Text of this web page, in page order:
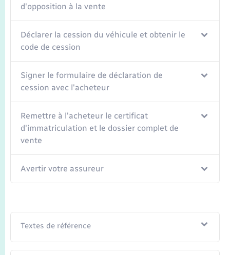
d'opposition à la vente
Déclarer la cession du véhicule et obtenir le
code de cession
Signer le formulaire de déclaration de
cession avec l'acheteur
Remettre à l'acheteur le certificat
d'immatriculation et le dossier complet de
vente
Avertir votre assureur
Textes de référence